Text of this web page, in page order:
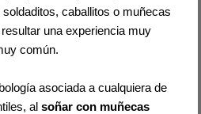
caballitos o muñecas
una experiencia muy
común.
asociada a cualquiera de
alsoñar con muñecas